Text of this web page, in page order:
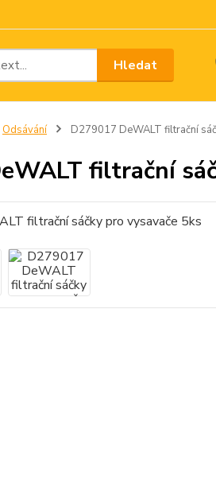
Hledat
Odsávání D279017 DeWALT filtrační
filtrační